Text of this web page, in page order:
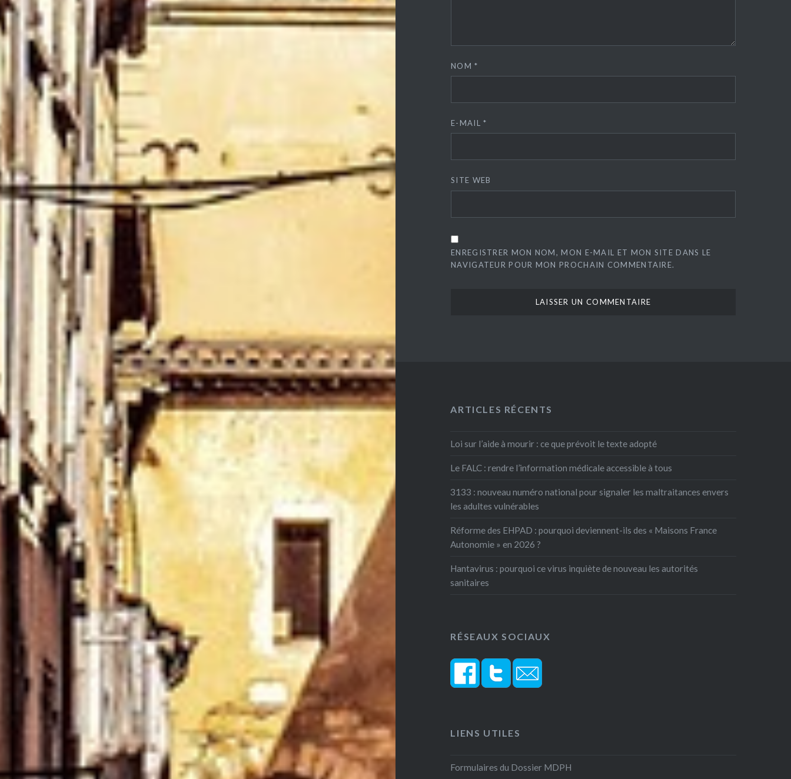
NOM*
E-MAIL*
SITE WEB
ENREGISTRER MON NOM, MON E-MAIL ET MON SITE DANS LE
NAVIGATEUR POUR MON PROCHAIN COMMENTAIRE.
ARTICLES RÉCENTS
Loi sur l’aide à mourir : ce que prévoit le texte adopté
Le FALC : rendre l’information médicale accessible à tous
3133 : nouveau numéro national pour signaler les maltraitances envers
les adultes vulnérables
Réforme des EHPAD : pourquoi deviennent-ils des « Maisons France
Autonomie » en 2026 ?
Hantavirus : pourquoi ce virus inquiète de nouveau les autorités
sanitaires
RÉSEAUX SOCIAUX
LIENS UTILES
Formulaires du Dossier MDPH